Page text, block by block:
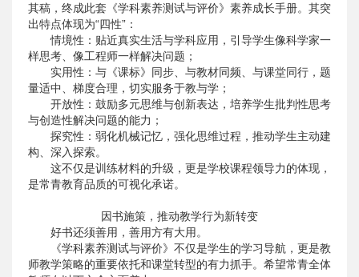
其稿，终成此套《学科素养测试与评价》素养成长手册。其突
出特点体现为“四性”：
情境性：贴近真实生活与学科应用，引导学生像科学家一
样思考、像工程师一样解决问题；
实用性：与《课标》同步、与教材同频、与课堂同行，题
量适中、梯度合理，切实服务于教与学；
开放性：鼓励多元思维与创新表达，培养学生批判性思考
与创造性解决问题的能力；
探究性：弱化机械记忆，强化思维过程，推动学生主动建
构、深入探索。
这不仅是训练材料的升级，更是学校课程领导力的体现，
是常青教育品质的可视化承诺。
因书施策，推动教学行为新转变
好书还须善用，善用方有大用。
《学科素养测试与评价》不仅是学生的学习导航，更是教
师教学策略的重要依托和课堂转型的有力抓手。希望常青全体